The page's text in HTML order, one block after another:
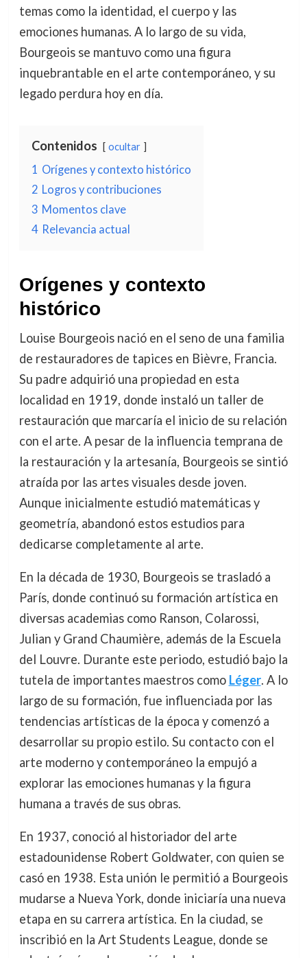
temas como la identidad, el cuerpo y las
emociones humanas. A lo largo de su vida,
Bourgeois se mantuvo como una figura
inquebrantable en el arte contemporáneo, y su
legado perdura hoy en día.
Contenidos ocultar
1 Orígenes y contexto histórico
2 Logros y contribuciones
3 Momentos clave
4 Relevancia actual
Orígenes y contexto
histórico
Louise Bourgeois nació en el seno de una familia
de restauradores de tapices en Bièvre, Francia.
Su padre adquirió una propiedad en esta
localidad en 1919, donde instaló un taller de
restauración que marcaría el inicio de su relación
con el arte. A pesar de la influencia temprana de
la restauración y la artesanía, Bourgeois se sintió
atraída por las artes visuales desde joven.
Aunque inicialmente estudió matemáticas y
geometría, abandonó estos estudios para
dedicarse completamente al arte.
En la década de 1930, Bourgeois se trasladó a
París, donde continuó su formación artística en
diversas academias como Ranson, Colarossi,
Julian y Grand Chaumière, además de la Escuela
del Louvre. Durante este periodo, estudió bajo la
tutela de importantes maestros como Léger. A lo
largo de su formación, fue influenciada por las
tendencias artísticas de la época y comenzó a
desarrollar su propio estilo. Su contacto con el
arte moderno y contemporáneo la empujó a
explorar las emociones humanas y la figura
humana a través de sus obras.
En 1937, conoció al historiador del arte
estadounidense Robert Goldwater, con quien se
casó en 1938. Esta unión le permitió a Bourgeois
mudarse a Nueva York, donde iniciaría una nueva
etapa en su carrera artística. En la ciudad, se
inscribió en la Art Students League, donde se